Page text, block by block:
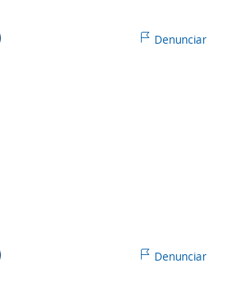
Denunciar
Denunciar